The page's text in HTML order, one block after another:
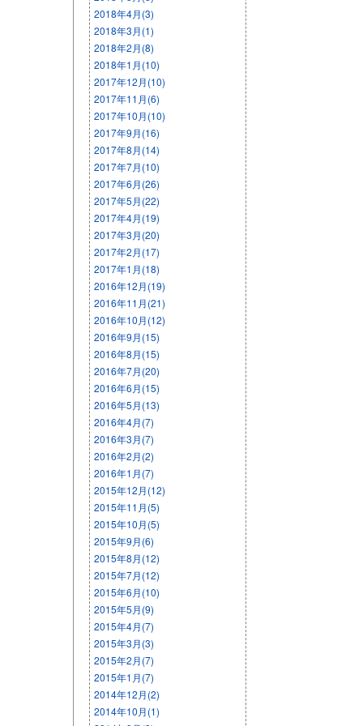
2018年4月(3)
2018年3月(1)
2018年2月(8)
2018年1月(10)
2017年12月(10)
2017年11月(6)
2017年10月(10)
2017年9月(16)
2017年8月(14)
2017年7月(10)
2017年6月(26)
2017年5月(22)
2017年4月(19)
2017年3月(20)
2017年2月(17)
2017年1月(18)
2016年12月(19)
2016年11月(21)
2016年10月(12)
2016年9月(15)
2016年8月(15)
2016年7月(20)
2016年6月(15)
2016年5月(13)
2016年4月(7)
2016年3月(7)
2016年2月(2)
2016年1月(7)
2015年12月(12)
2015年11月(5)
2015年10月(5)
2015年9月(6)
2015年8月(12)
2015年7月(12)
2015年6月(10)
2015年5月(9)
2015年4月(7)
2015年3月(3)
2015年2月(7)
2015年1月(7)
2014年12月(2)
2014年10月(1)